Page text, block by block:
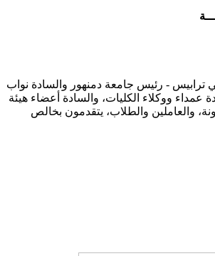
الأستاذ الدكتور / إلهامي ترابيس - رئيس جامعة دمنهور والسادة نواب
رئيس الجامعة، والسادة عمداء ووكلاء الكليات، والسادة أعضاء هيئة
التدريس والهيئة المعاونة، والعاملين والطلاب، يتقدمون بخالص